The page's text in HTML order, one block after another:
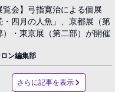
覧会】弓指寛治による個展
・四月の人魚」、京都展（第
）・東京展（第二部）が開催
ン編集部
さらに記事を表示